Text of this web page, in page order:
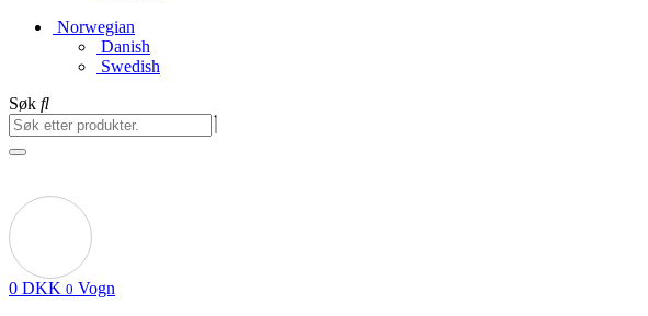
Norwegian
Danish
Swedish
Søk
0 DKK 0 Vogn